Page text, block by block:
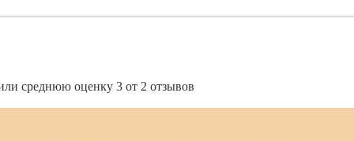
среднюю оценку 3 от 2 отзывов